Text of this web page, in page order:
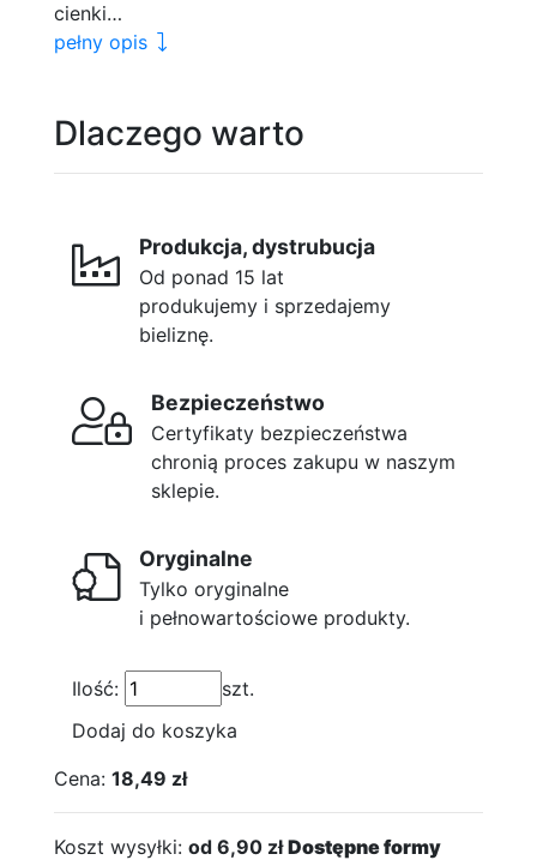
cienki…
pełny opis
Dlaczego warto
Produkcja, dystrubucja
Od ponad 15 lat
produkujemy i sprzedajemy
bieliznę.
Bezpieczeństwo
Certyfikaty bezpieczeństwa
chronią proces zakupu w naszym
sklepie.
Oryginalne
Tylko oryginalne
i pełnowartościowe produkty.
Ilość:
szt.
Dodaj do koszyka
Cena: 18,49 zł
Koszt wysyłki: od 6,90 złDostępne formy